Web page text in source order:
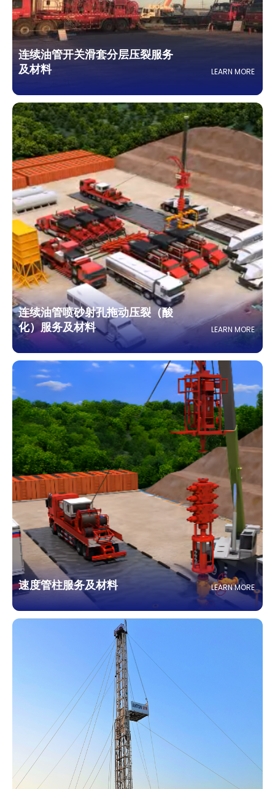
连续油管开关滑套分层压裂服务
及材料
LEARN MORE
连续油管喷砂射孔拖动压裂（酸
化）服务及材料
LEARN MORE
速度管柱服务及材料 LEARN MORE